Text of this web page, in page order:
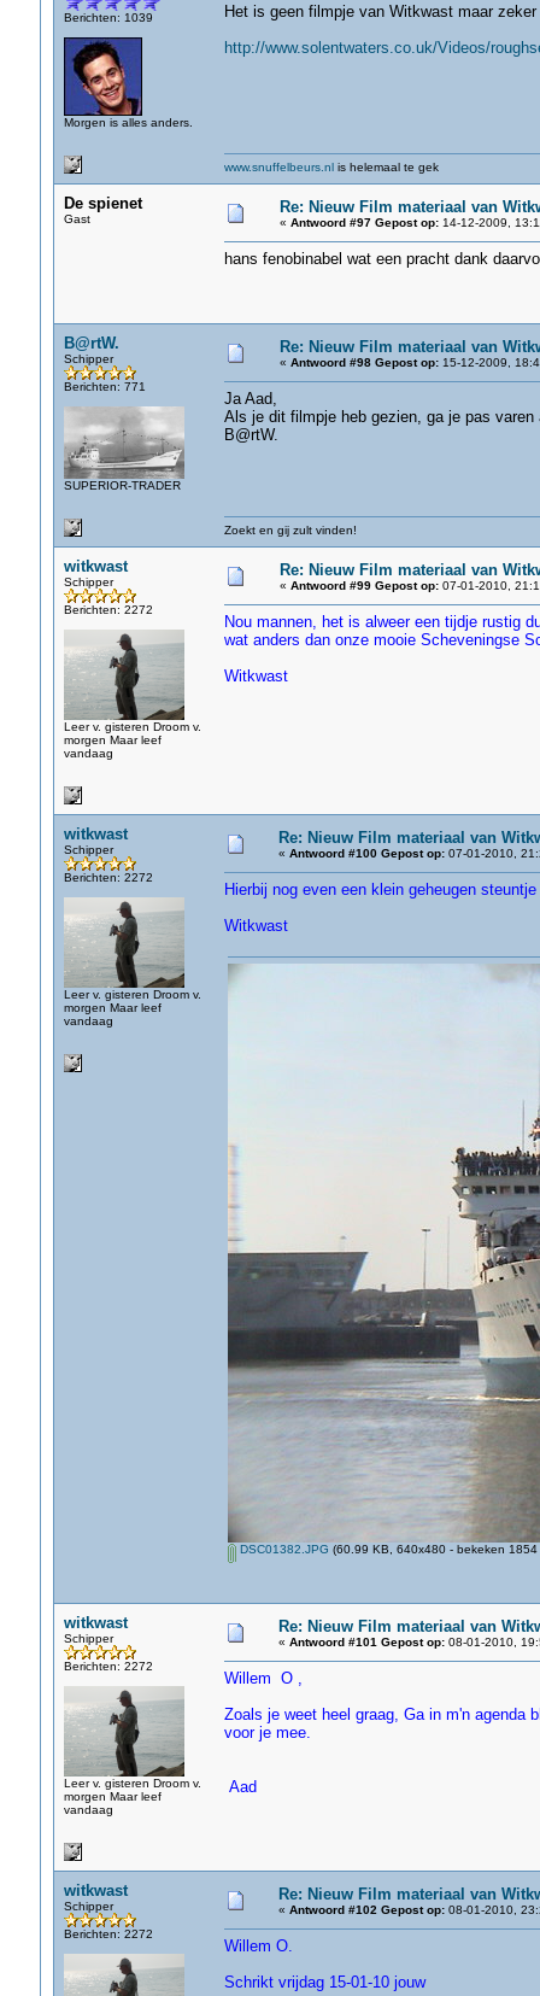
Berichten: 1039
Morgen is alles anders.
Het is geen filmpje van Witkwast maar
http://www.solentwaters.co.uk/Videos/
www.snuffelbeurs.nlis helemaal te gek
De spienet
Gast
Re: Nieuw Film materiaal van
« Antwoord #97 Gepost op:14-12-2009,
hans fenobinabel wat een pracht dank
B@rtW.
Schipper
Berichten: 771
SUPERIOR-TRADER
Re: Nieuw Film materiaal van
« Antwoord #98 Gepost op:15-12-2009,
Ja Aad,
Als je dit filmpje heb gezien, ga je pas
B@rtW.
Zoekt en gij zult vinden!
witkwast
Schipper
Berichten: 2272
Leer v. gisteren Droom v.
morgen Maar leef
vandaag
Re: Nieuw Film materiaal van
« Antwoord #99 Gepost op:07-01-2010,
Nou mannen, het is alweer een tijdje rustig
wat anders dan onze mooie Scheveningse
Witkwast
witkwast
Schipper
Berichten: 2272
Leer v. gisteren Droom v.
morgen Maar leef
vandaag
Re: Nieuw Film materiaal van
« Antwoord #100 Gepost op:07-01-2010,
Hierbij nog even een klein geheugen steuntje
Witkwast
DSC01382.JPG (60.99 KB, 640x480 - bekeken 1854
witkwast
Schipper
Berichten: 2272
Leer v. gisteren Droom v.
morgen Maar leef
vandaag
Re: Nieuw Film materiaal van
« Antwoord #101 Gepost op:08-01-2010,
Willem O ,
Zoals je weet heel graag, Ga in m'n agenda
voor je mee.
Aad
witkwast
Schipper
Berichten: 2272
Re: Nieuw Film materiaal van
« Antwoord #102 Gepost op:08-01-2010,
Willem O.
Schrikt vrijdag 15-01-10 jouw